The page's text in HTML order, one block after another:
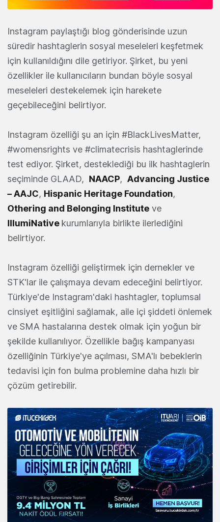
Instagram paylaştığı blog gönderisinde uzun
süredir hashtaglerin sosyal meseleleri keşfetmek
için kullanıldığını dile getiriyor. Şirket, bu yeni
özellikler ile kullanıcıların bundan böyle sosyal
meseleleri destekelemek için harekete
geçebileceğini belirtiyor.
Instagram özelliği şu an için #BlackLivesMatter,
#womensrights ve #climatecrisis hashtaglerinde
test ediyor. Şirket, desteklediği bu ilk hashtaglerin
seçiminde GLAAD, NAACP, Advancing Justice
– AAJC, Hispanic Heritage Foundation,
Othering and Belonging Institute ve
IllumiNative kurumlarıyla birlikte ilerlediğini
belirtiyor.
Instagram özelliği geliştirmek için dernekler ve
STK'lar ile çalışmaya devam edeceğini belirtiyor.
Türkiye'de Instagram'daki hashtagler, toplumsal
cinsiyet eşitliğini sağlamak, aile içi şiddeti önlemek
ve SMA hastalarına destek olmak için yoğun bir
şekilde kullanılıyor. Özellikle bağış kampanyası
özelliğinin Türkiye'ye açılması, SMA'lı bebeklerin
tedavisi için fon bulma problemine daha hızlı bir
çözüm getirebilir.